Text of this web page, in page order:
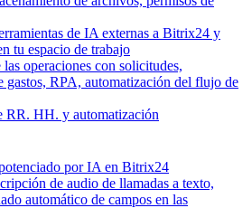
de IA externas a Bitrix24 y
tu espacio de trabajo
operaciones con solicitudes,
gastos, RPA, automatización del flujo de
RR. HH. y automatización
por IA en Bitrix24
de audio de llamadas a texto,
automático de campos en las